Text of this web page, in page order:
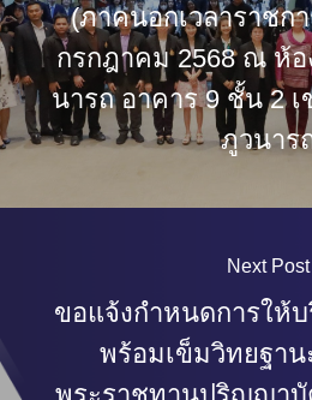
(ภาคนอกเวลาราชก
กรกฎาคม 2568 ณ ห้
นารถ อาคาร 9 ชั้น 2
ภูวนาร
Next Post
ขอแจ้งกำหนดการให้
พร้อมเข็มวิทยฐาน
พระราชทานปริญญาบั